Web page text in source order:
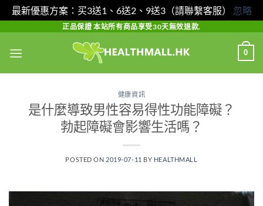
最新優惠方案：买3送1、6送2、9送3（請聯繫客服） 忽略
content
正品保證 本站所有商品享受30天無效退款.
0
健康資訊
是什麼導致男性容易得性功能障礙？
勃起障礙會影響生活嗎？
POSTED ON 2019-07-11 BY HEALTHMALL